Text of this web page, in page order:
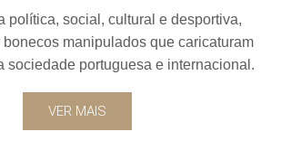
política, social, cultural e desportiva,
manipulados que caricaturam
sociedade portuguesa e internacional.
VER MAIS